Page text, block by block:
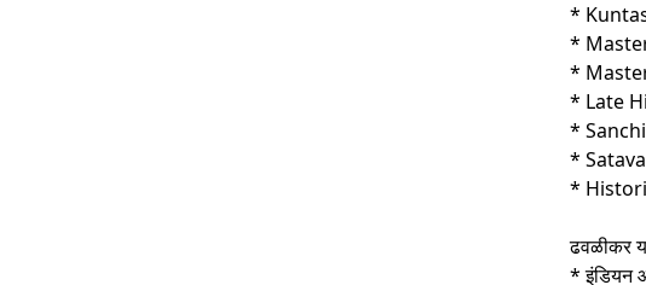
*
*
*
* Late
*
*
*
ढवळीकर
* इंडियन